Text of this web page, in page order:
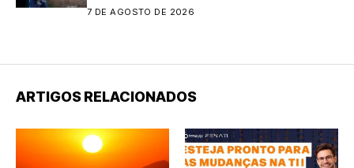
7 DE AGOSTO DE 2026
ARTIGOS RELACIONADOS